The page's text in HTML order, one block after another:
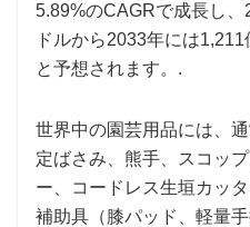
5.89%のCAGRで成長し
ドルから2033年には
と予想されます。.
世界中の園芸用品には、
定ばさみ、熊手、スコッ
ー、コードレス生垣カッ
補助具（膝パッド、軽量